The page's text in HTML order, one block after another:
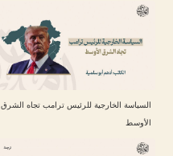
السياسة الخارجية للرئيس ترامب تجاه الشرق
الأوسط